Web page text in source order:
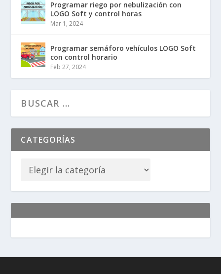
Programar riego por nebulización con
LOGO Soft y control horas
Mar 1, 2024
Programar semáforo vehículos LOGO Soft
con control horario
Feb 27, 2024
CATEGORÍAS